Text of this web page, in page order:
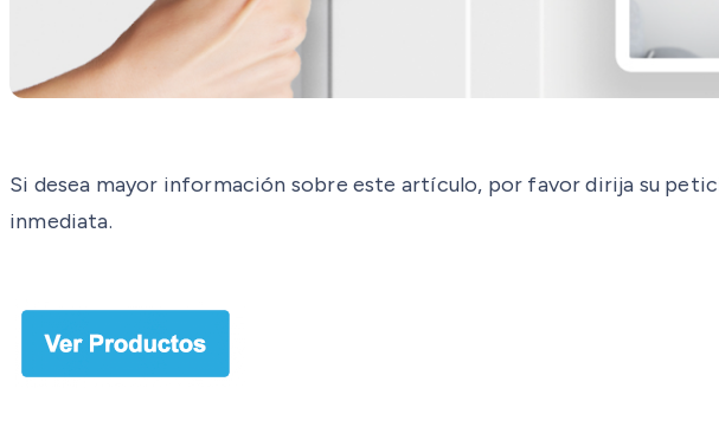
Si desea mayor información sobre este artículo, por favor dirija su
inmediata.